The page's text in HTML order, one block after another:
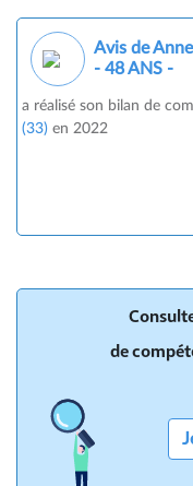
Avis de
- 48 ANS -
a réalisé son bilan de
(33) en 2022
de